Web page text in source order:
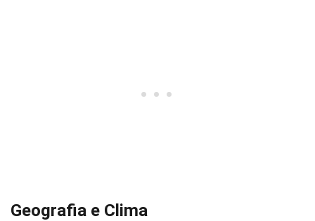
Geografia e Clima